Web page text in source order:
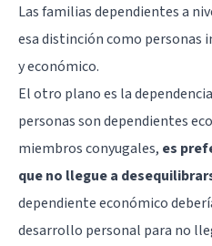
Las familias dependientes a
esa distinción como personas
y económico.
El otro plano es la
personas son dependientes
miembros conyugales, es
que no llegue a
dependiente económico
desarrollo personal para no